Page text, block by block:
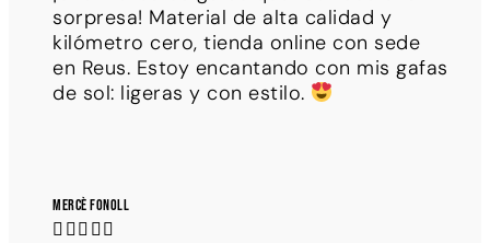
sorpresa! Material de alta calidad y
kilómetro cero, tienda online con sede
en Reus. Estoy encantando con mis gafas
de sol: ligeras y con estilo.
Mercè Fonoll
    